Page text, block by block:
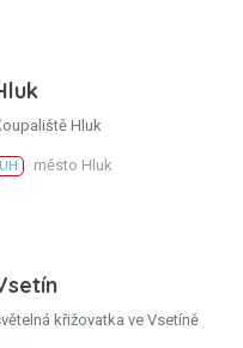
Hluk
UH město Hluk
křižovatka ve Vsetíně